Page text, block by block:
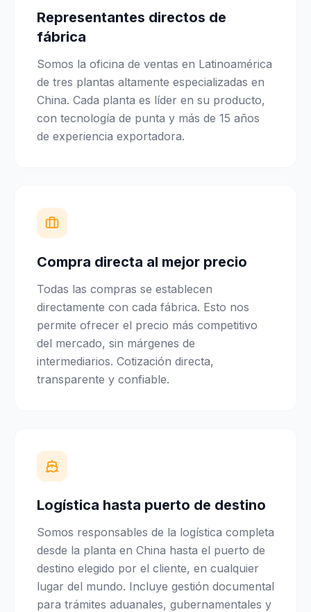
Representantes directos de
fábrica
Somos la oficina de ventas en Latinoamérica
de tres plantas altamente especializadas en
China. Cada planta es líder en su producto,
con tecnología de punta y más de 15 años
de experiencia exportadora.
Compra directa al mejor precio
Todas las compras se establecen
directamente con cada fábrica. Esto nos
permite ofrecer el precio más competitivo
del mercado, sin márgenes de
intermediarios. Cotización directa,
transparente y confiable.
Logística hasta puerto de destino
Somos responsables de la logística completa
desde la planta en China hasta el puerto de
destino elegido por el cliente, en cualquier
lugar del mundo. Incluye gestión documental
para trámites aduanales, gubernamentales y